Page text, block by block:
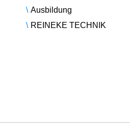
Ausbildung
REINEKE TECHNIK